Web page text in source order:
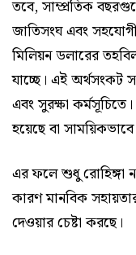
তবে, সাম্প্রতিক
জাতিসংঘ এবং
মিলিয়ন ডলারের
যাচ্ছে। এই অর্থসংকট
এবং সুরক্ষা
হয়েছে বা
এর ফলে শুধু রোহিঙ্গা
কারণ মানবিক
দেওয়ার চেষ্টা করছে।